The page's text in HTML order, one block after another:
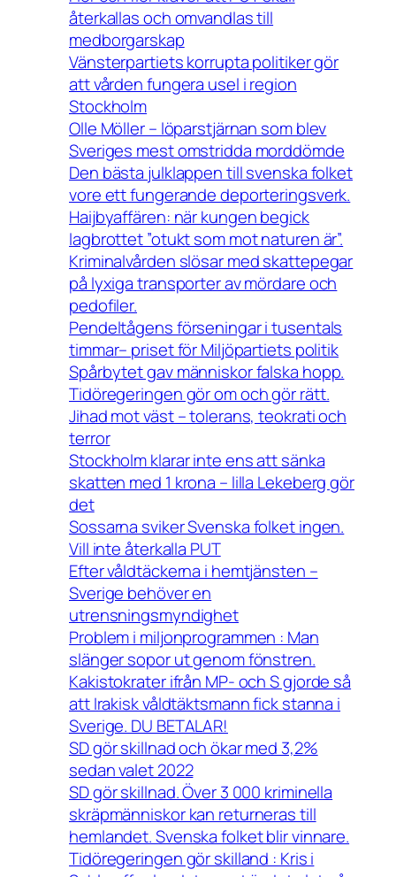
återkallas och omvandlas till
medborgarskap
Vänsterpartiets korrupta politiker gör
att vården fungera usel i region
Stockholm
Olle Möller – löparstjärnan som blev
Sveriges mest omstridda morddömde
Den bästa julklappen till svenska folket
vore ett fungerande deporteringsverk.
Haijbyaffären: när kungen begick
lagbrottet ”otukt som mot naturen är”.
Kriminalvården slösar med skattepegar
på lyxiga transporter av mördare och
pedofiler.
Pendeltågens förseningar i tusentals
timmar– priset för Miljöpartiets politik
Spårbytet gav människor falska hopp.
Tidöregeringen gör om och gör rätt.
Jihad mot väst – tolerans, teokrati och
terror
Stockholm klarar inte ens att sänka
skatten med 1 krona – lilla Lekeberg gör
det
Sossarna sviker Svenska folket ingen.
Vill inte återkalla PUT
Efter våldtäckerna i hemtjänsten –
Sverige behöver en
utrensningsmyndighet
Problem i miljonprogrammen : Man
slänger sopor ut genom fönstren.
Kakistokrater ifrån MP- och S gjorde så
att Irakisk våldtäktsmann fick stanna i
Sverige. DU BETALAR!
SD gör skillnad och ökar med 3,2%
sedan valet 2022
SD gör skillnad. Över 3 000 kriminella
skräpmänniskor kan returneras till
hemlandet. Svenska folket blir vinnare.
Tidöregeringen gör skilland : Kris i